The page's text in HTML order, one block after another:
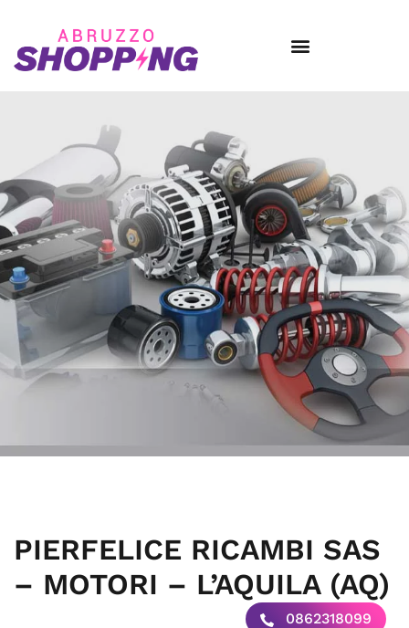
PIERFELICE RICAMBI SAS
– MOTORI – L’AQUILA (AQ)
0862318099